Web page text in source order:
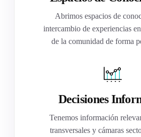
Abrimos espacios de
intercambio de experiencias
de la comunidad de forma
Decisiones
Tenemos información
transversales y cámaras